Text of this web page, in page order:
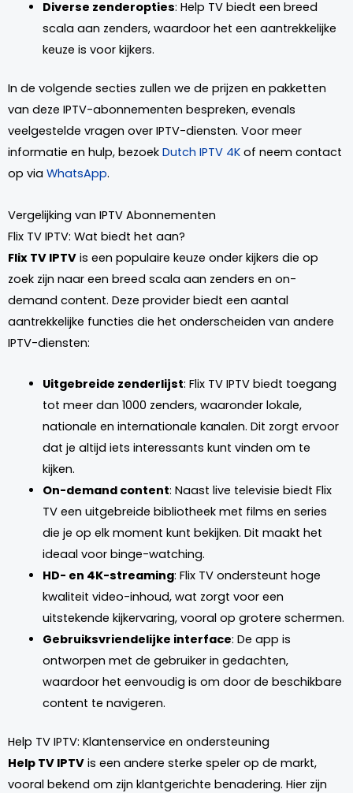
Diverse zenderopties: Help TV biedt een breed
scala aan zenders, waardoor het een aantrekkelijke
keuze is voor kijkers.
In de volgende secties zullen we de prijzen en pakketten
van deze IPTV-abonnementen bespreken, evenals
veelgestelde vragen over IPTV-diensten. Voor meer
informatie en hulp, bezoek Dutch IPTV 4K of neem contact
op via WhatsApp.
Vergelijking van IPTV Abonnementen
Flix TV IPTV: Wat biedt het aan?
Flix TV IPTV is een populaire keuze onder kijkers die op
zoek zijn naar een breed scala aan zenders en on-
demand content. Deze provider biedt een aantal
aantrekkelijke functies die het onderscheiden van andere
IPTV-diensten:
Uitgebreide zenderlijst: Flix TV IPTV biedt toegang
tot meer dan 1000 zenders, waaronder lokale,
nationale en internationale kanalen. Dit zorgt ervoor
dat je altijd iets interessants kunt vinden om te
kijken.
On-demand content: Naast live televisie biedt Flix
TV een uitgebreide bibliotheek met films en series
die je op elk moment kunt bekijken. Dit maakt het
ideaal voor binge-watching.
HD- en 4K-streaming: Flix TV ondersteunt hoge
kwaliteit video-inhoud, wat zorgt voor een
uitstekende kijkervaring, vooral op grotere schermen.
Gebruiksvriendelijke interface: De app is
ontworpen met de gebruiker in gedachten,
waardoor het eenvoudig is om door de beschikbare
content te navigeren.
Help TV IPTV: Klantenservice en ondersteuning
Help TV IPTV is een andere sterke speler op de markt,
vooral bekend om zijn klantgerichte benadering. Hier zijn